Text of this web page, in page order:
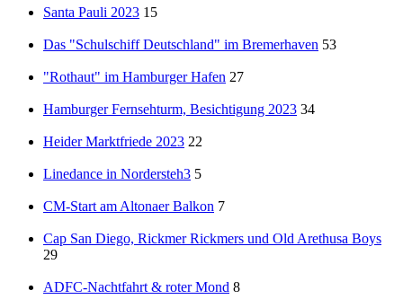
Santa Pauli 2023 15
Das "Schulschiff Deutschland" im Bremerhaven 53
"Rothaut" im Hamburger Hafen 27
Hamburger Fernsehturm, Besichtigung 2023 34
Heider Marktfriede 2023 22
Linedance in Nordersteh3 5
CM-Start am Altonaer Balkon 7
Cap San Diego, Rickmer Rickmers und Old Arethusa Boys
29
ADFC-Nachtfahrt & roter Mond 8